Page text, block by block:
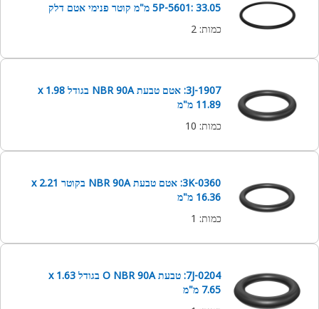
5P-5601: 33.05 מ"מ קוטר פנימי אטם דלק
כמות:
2
3J-1907: אטם טבעת NBR 90A בגודל 1.98 x
11.89 מ"מ
כמות:
10
3K-0360: אטם טבעת NBR 90A בקוטר 2.21 x
16.36 מ"מ
כמות:
1
7J-0204: טבעת O NBR 90A בגודל 1.63 x
7.65 מ"מ